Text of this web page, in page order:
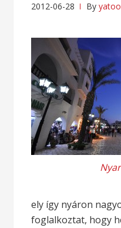
2012-06-28 Byyatoo
ely így nyáron
foglalkoztat, hogy